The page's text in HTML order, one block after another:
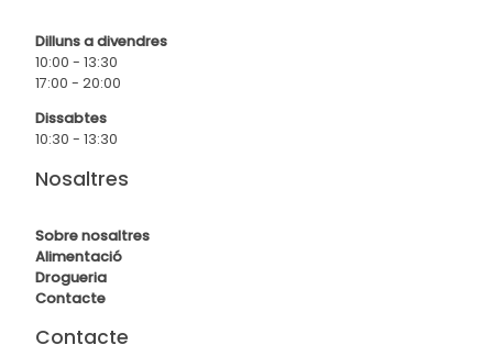
Dilluns a divendres
10:00 - 13:30
17:00 - 20:00
Dissabtes
10:30 - 13:30
Nosaltres
Sobre nosaltres
Alimentació
Drogueria
Contacte
Contacte